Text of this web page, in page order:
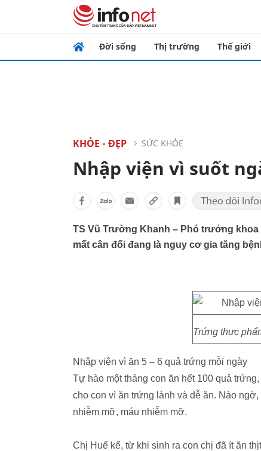
Đời sống Thị trường Thế giới
KHỎE - ĐẸP SỨC KHỎE
Nhập viện vì suốt
TS Vũ Trường Khanh – Phó trưởng
mất cân đối đang là nguy cơ gia tăng
Trứng thực
Nhập viện vì ăn 5 – 6 quả trứng mỗi ngày
Tự hào một tháng con ăn hết 100 quả
cho con vì ăn trứng lành và dễ ăn. Nào
nhiễm mỡ, máu nhiễm mỡ.
Chị Huế kể, từ khi sinh ra con chị đã ít ăn